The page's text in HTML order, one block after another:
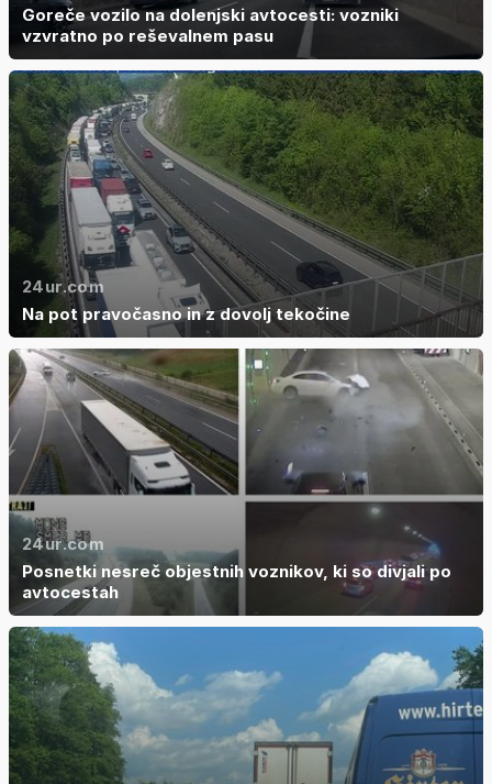
Goreče vozilo na dolenjski avtocesti: vozniki
vzvratno po reševalnem pasu
24ur.com
Na pot pravočasno in z dovolj tekočine
24ur.com
Posnetki nesreč objestnih voznikov, ki so divjali po
avtocestah